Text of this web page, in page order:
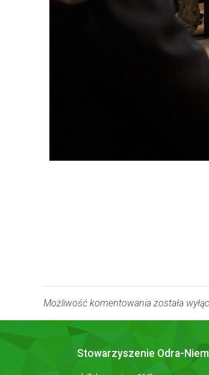
Możliwość komentowania została
Stowarzyszenie Odra-